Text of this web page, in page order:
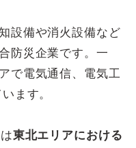
設備や消火設備など
防災企業です。一
で電気通信、電気工
ます。
東北エリアにおける